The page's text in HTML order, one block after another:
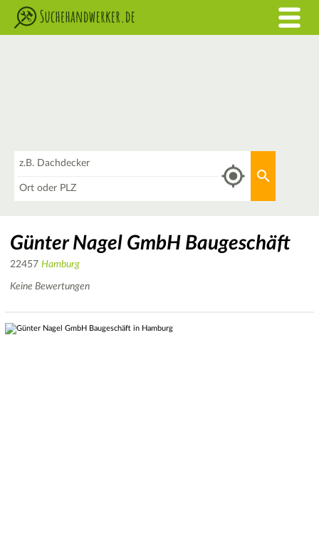
Günter Nagel GmbH Baugeschäft
22457 Hamburg
Keine Bewertungen